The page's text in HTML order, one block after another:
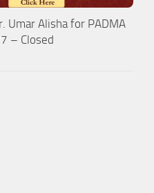
Umar Alisha for PADMA
– Closed